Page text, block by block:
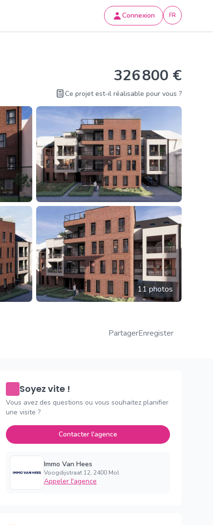
Connexion FR
326 800 €
Ce projet est-il réalisable pour vous ?
11 photos
PartagerEnregister
Soyez vite !
Vous avez des questions ou vous souhaitez planifier
une visite ?
Contacter l'agence
Immo Van Hees
Voogdijstraat 12, 2400 Mol
Appeler l'agence